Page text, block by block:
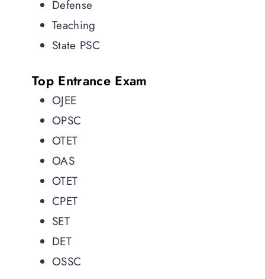
Defense
Teaching
State PSC
Top Entrance Exam
OJEE
OPSC
OTET
OAS
OTET
CPET
SET
DET
OSSC